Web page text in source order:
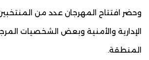
وحضر افتتاح المهرجان عدد من
الإدارية والأمنية وبعض الشخصيات
المنطقة.